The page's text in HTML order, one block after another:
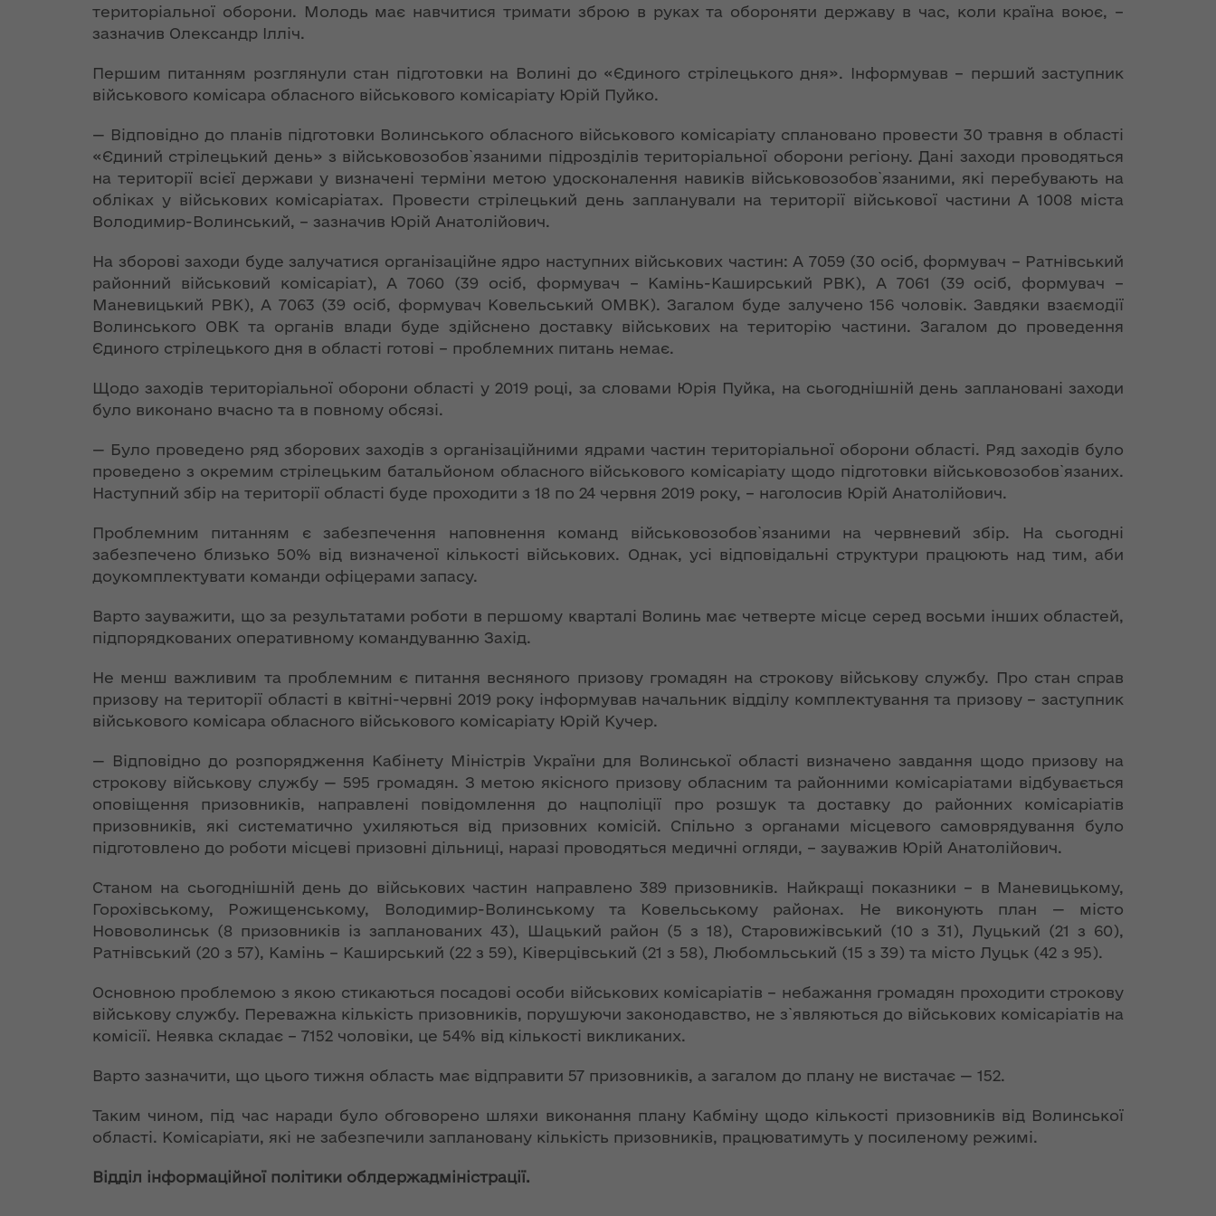
Територіальні
громади
Волинської області
дорадчі органи
Оголошення про
конкурс
підрозділів
Ірина Фріз: Не
і військ НАТО
підписав Указ
«Про річні
національні
програми під
егідою Комісії
Корисні
посилання
Десять цікавих
партнерство
України з НАТО
особливе
партнерство між
Україною та
Організацією
Північно-
Атлантичного
Договору (9 липня
Мадрид)
доповнення Хартії
про особливе
партнерство між
Організацією
північно-
атлантичного
Україною,
підписаної 9
липня 1997 року
Заява Комісії
Україна-НАТО
Спільна заява
Комісії Україна-
НАТО на рівні глав
держав та урядів,
4 вересня 2014
року
ЄС надасть
наступні 54 млн
енергоефективності,
— Геннадій Зубко
Україна
ратифікувала
Угоду про
фінансування
Дунайської
програми
ЄБРР підтримує
ініціативу України
щодо переходу на
«зелених»
аукціонів
Іванна Климпуш-
Цинцадзе
розповіла про
євроінтеграційного
шляху України на
форумі YES
ЄС став
торговельним
партнером
України
Президент
України подав в
Парламент зміни
до Конституції
щодо
курсу країни
Стефанішина:
Україна
виконання Угоди
на політичному та
технічному рівнях
Могеріні: ЄС
позиціях повної та
безумовної
суверенітету і
Регіональні
програми
виконання
регіональних
цільових програм
розвитку
Волинської
області на
період до 2027
року
Стратегія розвитку
Волинської області
на період до 2027
року
2021-2023 роки з
реалізації
Волинської області
Грантові фонди
Бюджет
Розпорядження
від 30 серпня 2018
гуманітарну
допомогу"
Розпорядження
від 18 вересня
2018 року № 608
"Про гуманітарну
допомогу"
Розпорядження
від 05 жовтня 2018
року № 644 "Про
переоформлення
ліцензії з
транспортування
та постачання
Розпорядження
від 10 жовтня 2018
переоформлення
ліцензії з
виробництва,
та постачання
теплової енергії"
Розпорядження
від 11 жовтня 2018
року № 671 "Про
ліцензій з
транспортування
та постачання
теплової енергії"
від 18 жовтня 2018
року № 683 "Про
гуманітарну
допомогу"
План заходів на
2018-2020 роки з
реалізації
Волинської області
Розпорядження
від 29 жовтня 2018
внесення змін до
екологічної
безпеки та
ситуацій
Державна
програма
«єВідновлення»
територіальний
устрій Волині: які
новостворені
районні державні
адміністрації
9 червня в області
оздоровча
кампанія для дітей
НЕФОРМАТ:
інтерв’ю із
голови ОДА Ігорем
Чуліпою для
ВІДЕО
Інтерв’ю
ОДА Вікторії
Левчук для ІА
«Конкурент»
Вікторія Левчук
про плани на
голови ОДА в
ефірі телеканалу
«Громадське
телебачення»
НЕФОРМАТ:
інтерв’ю із
заступницею
Людмилою
Тимощук для
«InsiderMedia».
ВІДЕО
Обмеження для
великовагового
транспорту в
літній період:
основна мета –
збереження
автошляхів Волині
році жнива
територіальної оборони. Молодь має навчитися тримати зброю в руках та обороняти державу в час, коли країна воює, –
зазначив Олександр Ілліч.
Першим питанням розглянули стан підготовки на Волині до «Єдиного стрілецького дня». Інформував – перший заступник
військового комісара обласного військового комісаріату Юрій Пуйко.
— Відповідно до планів підготовки Волинського обласного військового комісаріату сплановано провести 30 травня в області
«Єдиний стрілецький день» з військовозобов`язаними підрозділів територіальної оборони регіону. Дані заходи проводяться
на території всієї держави у визначені терміни метою удосконалення навиків військовозобов`язаними, які перебувають на
обліках у військових комісаріатах. Провести стрілецький день запланували на території військової частини А 1008 міста
Володимир-Волинський, – зазначив Юрій Анатолійович.
На зборові заходи буде залучатися організаційне ядро наступних військових частин: А 7059 (30 осіб, формувач – Ратнівський
районний військовий комісаріат), А 7060 (39 осіб, формувач – Камінь-Каширський РВК), А 7061 (39 осіб, формувач –
Маневицький РВК), А 7063 (39 осіб, формувач Ковельський ОМВК). Загалом буде залучено 156 чоловік. Завдяки взаємодії
Волинського ОВК та органів влади буде здійснено доставку військових на територію частини. Загалом до проведення
Єдиного стрілецького дня в області готові – проблемних питань немає.
Щодо заходів територіальної оборони області у 2019 році, за словами Юрія Пуйка, на сьогоднішній день заплановані заходи
було виконано вчасно та в повному обсязі.
— Було проведено ряд зборових заходів з організаційними ядрами частин територіальної оборони області. Ряд заходів було
проведено з окремим стрілецьким батальйоном обласного військового комісаріату щодо підготовки військовозобов`язаних.
Наступний збір на території області буде проходити з 18 по 24 червня 2019 року, – наголосив Юрій Анатолійович.
Проблемним питанням є забезпечення наповнення команд військовозобов`язаними на червневий збір. На сьогодні
забезпечено близько 50% від визначеної кількості військових. Однак, усі відповідальні структури працюють над тим, аби
доукомплектувати команди офіцерами запасу.
Варто зауважити, що за результатами роботи в першому кварталі Волинь має четверте місце серед восьми інших областей,
підпорядкованих оперативному командуванню Захід.
Не менш важливим та проблемним є питання весняного призову громадян на строкову військову службу. Про стан справ
призову на території області в квітні-червні 2019 року інформував начальник відділу комплектування та призову – заступник
військового комісара обласного військового комісаріату Юрій Кучер.
— Відповідно до розпорядження Кабінету Міністрів України для Волинської області визначено завдання щодо призову на
строкову військову службу — 595 громадян. З метою якісного призову обласним та районними комісаріатами відбувається
оповіщення призовників, направлені повідомлення до нацполіції про розшук та доставку до районних комісаріатів
призовників, які систематично ухиляються від призовних комісій. Спільно з органами місцевого самоврядування було
підготовлено до роботи місцеві призовні дільниці, наразі проводяться медичні огляди, – зауважив Юрій Анатолійович.
Станом на сьогоднішній день до військових частин направлено 389 призовників. Найкращі показники – в Маневицькому,
Горохівському, Рожищенському, Володимир-Волинському та Ковельському районах. Не виконують план — місто
Нововолинськ (8 призовників із запланованих 43), Шацький район (5 з 18), Старовижівський (10 з 31), Луцький (21 з 60),
Ратнівський (20 з 57), Камінь – Каширський (22 з 59), Ківерцівський (21 з 58), Любомльський (15 з 39) та місто Луцьк (42 з 95).
Основною проблемою з якою стикаються посадові особи військових комісаріатів – небажання громадян проходити строкову
військову службу. Переважна кількість призовників, порушуючи законодавство, не з`являються до військових комісаріатів на
комісії. Неявка складає – 7152 чоловіки, це 54% від кількості викликаних.
Варто зазначити, що цього тижня область має відправити 57 призовників, а загалом до плану не вистачає — 152.
Таким чином, під час наради було обговорено шляхи виконання плану Кабміну щодо кількості призовників від Волинської
області. Комісаріати, які не забезпечили заплановану кількість призовників, працюватимуть у посиленому режимі.
Відділ інформаційної політики облдержадміністрації.